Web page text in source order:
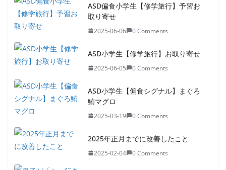
ASD偏食小学生【修学旅行】予習お
取り寄せ
2025-06-06 0 Comments
ASD小学生【修学旅行】お取り寄せ
2025-06-05 0 Comments
ASD小学生【偏食シグナル】まぐろ
鮪マグロ
2025-03-19 0 Comments
2025年正月までに改善したこと
2025-02-04 0 Comments